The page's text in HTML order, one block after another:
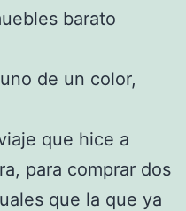
de un color,
que hice a
para comprar dos
que la que ya